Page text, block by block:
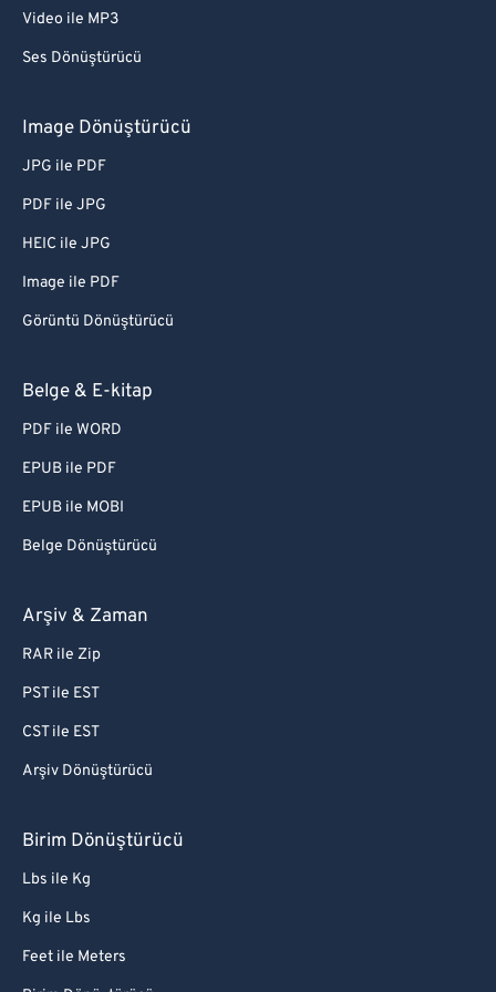
Video ile MP3
Ses Dönüştürücü
Image Dönüştürücü
JPG ile PDF
PDF ile JPG
HEIC ile JPG
Image ile PDF
Görüntü Dönüştürücü
Belge & E-kitap
PDF ile WORD
EPUB ile PDF
EPUB ile MOBI
Belge Dönüştürücü
Arşiv & Zaman
RAR ile Zip
PST ile EST
CST ile EST
Arşiv Dönüştürücü
Birim Dönüştürücü
Lbs ile Kg
Kg ile Lbs
Feet ile Meters